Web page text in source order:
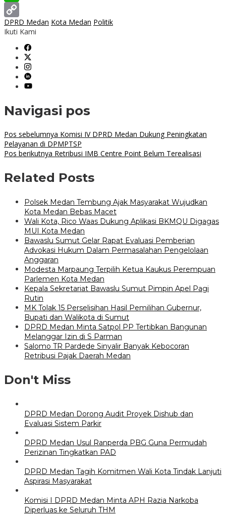
WhatsApp
Copy
DPRD Medan Kota Medan Politik
Ikuti Kami
Navigasi pos
Pos sebelumnya Komisi IV DPRD Medan Dukung Peningkatan
Pelayanan di DPMPTSP
Pos berikutnya Retribusi IMB Centre Point Belum Terealisasi
Related Posts
Polsek Medan Tembung Ajak Masyarakat Wujudkan
Kota Medan Bebas Macet
Wali Kota, Rico Waas Dukung Aplikasi BKMQU Digagas
MUI Kota Medan
Bawaslu Sumut Gelar Rapat Evaluasi Pemberian
Advokasi Hukum Dalam Permasalahan Pengelolaan
Anggaran
Modesta Marpaung Terpilih Ketua Kaukus Perempuan
Parlemen Kota Medan
Kepala Sekretariat Bawaslu Sumut Pimpin Apel Pagi
Rutin
MK Tolak 15 Perselisihan Hasil Pemilihan Gubernur,
Bupati dan Walikota di Sumut
DPRD Medan Minta Satpol PP Tertibkan Bangunan
Melanggar Izin di S Parman
Salomo TR Pardede Sinyalir Banyak Kebocoran
Retribusi Pajak Daerah Medan
Don't Miss
DPRD Medan Dorong Audit Proyek Dishub dan
Evaluasi Sistem Parkir
DPRD Medan Usul Ranperda PBG Guna Permudah
Perizinan Tingkatkan PAD
DPRD Medan Tagih Komitmen Wali Kota Tindak Lanjuti
Aspirasi Masyarakat
Komisi I DPRD Medan Minta APH Razia Narkoba
Diperluas ke Seluruh THM